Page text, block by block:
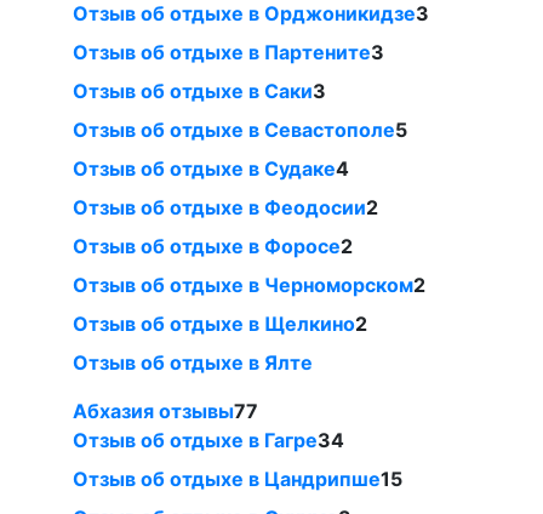
Отзыв об отдыхе в Орджоникидзе3
Отзыв об отдыхе в Партените3
Отзыв об отдыхе в Саки3
Отзыв об отдыхе в Севастополе5
Отзыв об отдыхе в Судаке4
Отзыв об отдыхе в Феодосии2
Отзыв об отдыхе в Форосе2
Отзыв об отдыхе в Черноморском2
Отзыв об отдыхе в Щелкино2
Отзыв об отдыхе в Ялте
Абхазия отзывы77
Отзыв об отдыхе в Гагре34
Отзыв об отдыхе в Цандрипше15